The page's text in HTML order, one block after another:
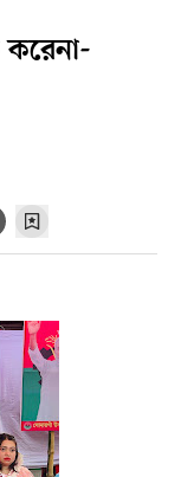
করেনা-